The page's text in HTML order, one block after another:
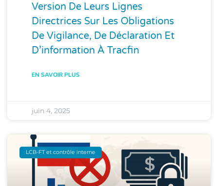
Version De Leurs Lignes
Directrices Sur Les Obligations
De Vigilance, De Déclaration Et
D’information À Tracfin
EN SAVOIR PLUS
juin 4, 2025
LCB-FT et contrôle interne